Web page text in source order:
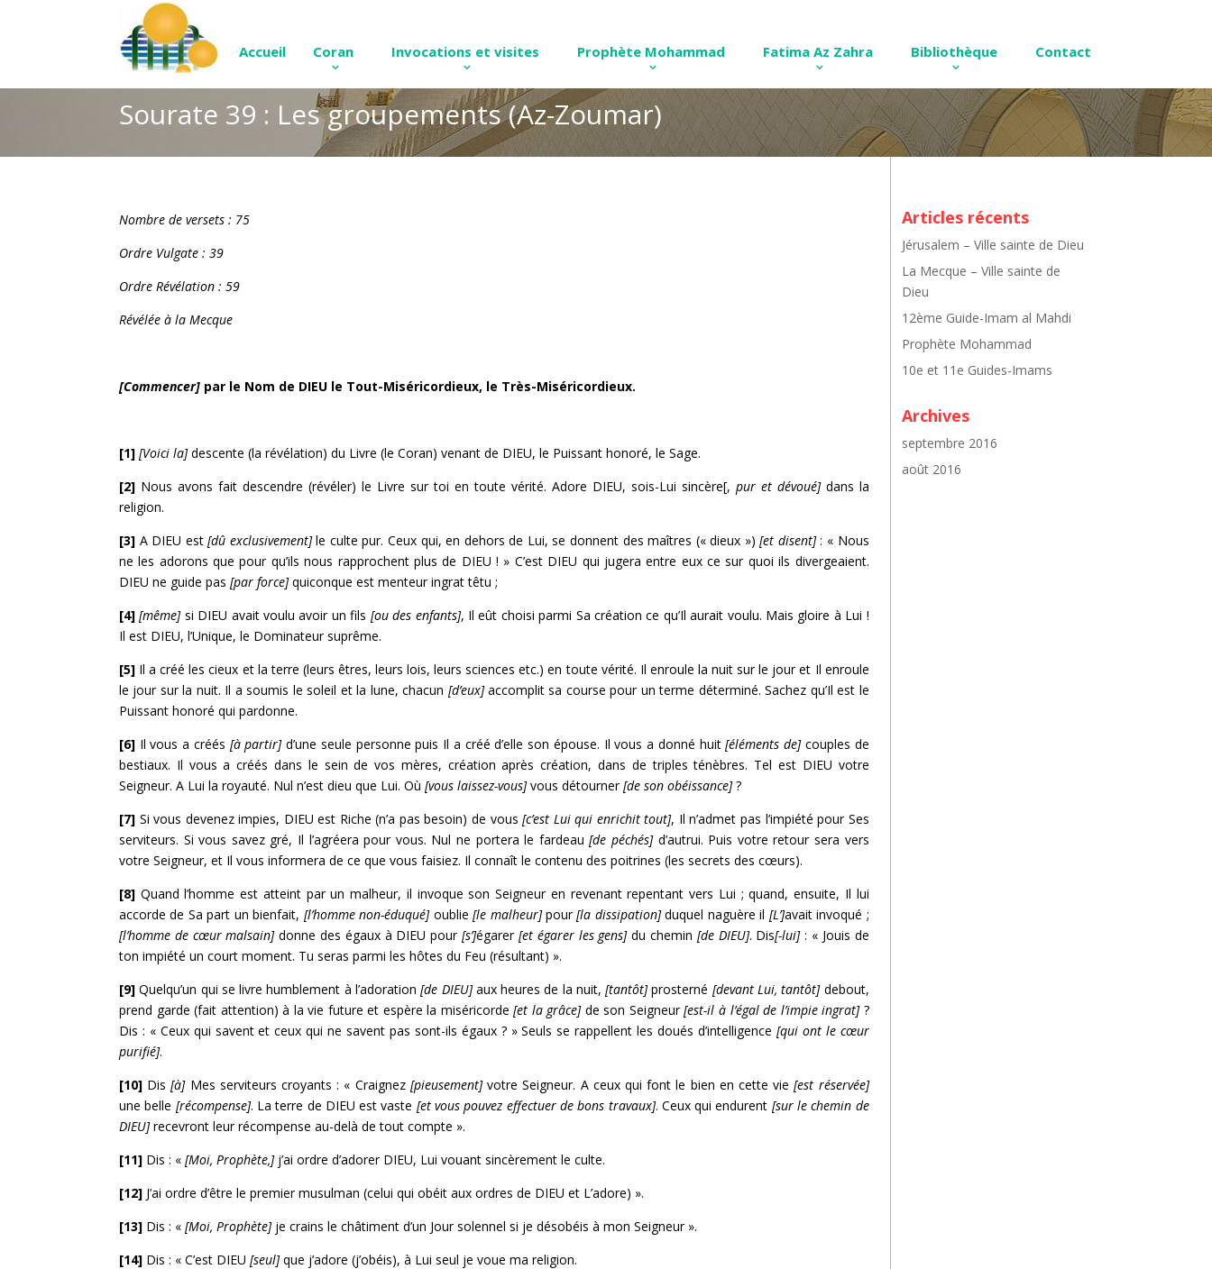
Accueil Coran Invocations et visites Prophète Mohammad Fatima Az Zahra Bibliothèque Contact
Sourate 39 : Les groupements (Az-Zoumar)
Nombre de versets : 75
Ordre Vulgate : 39
Ordre Révélation : 59
Révélée à la Mecque
[Commencer] par le Nom de DIEU le Tout-Miséricordieux, le Très-Miséricordieux.
[1] [Voici la]descente (la révélation) du Livre (le Coran) venant de DIEU, le Puissant honoré, le Sage.
[2] Nous avons fait descendre (révéler) le Livre sur toi en toute vérité. Adore DIEU, sois-Lui sincère[, pur et dévoué]dans la
religion.
[3] A DIEU est[dû exclusivement]le culte pur. Ceux qui, en dehors de Lui, se donnent des maîtres (« dieux »)[et disent]: « Nous
ne les adorons que pour qu’ils nous rapprochent plus de DIEU ! » C’est DIEU qui jugera entre eux ce sur quoi ils divergeaient.
DIEU ne guide pas [par force]quiconque est menteur ingrat têtu ;
[4][même]si DIEU avait voulu avoir un fils [ou des enfants], Il eût choisi parmi Sa création ce qu’Il aurait voulu. Mais gloire à Lui !
Il est DIEU, l’Unique, le Dominateur suprême.
[5] Il a créé les cieux et la terre (leurs êtres, leurs lois, leurs sciences etc.) en toute vérité. Il enroule la nuit sur le jour et Il enroule
le jour sur la nuit. Il a soumis le soleil et la lune, chacun [d’eux]accomplit sa course pour un terme déterminé. Sachez qu’Il est le
Puissant honoré qui pardonne.
[6] Il vous a créés [à partir]d’une seule personne puis Il a créé d’elle son épouse. Il vous a donné huit[éléments de]couples de
bestiaux. Il vous a créés dans le sein de vos mères, création après création, dans de triples ténèbres. Tel est DIEU votre
Seigneur. A Lui la royauté. Nul n’est dieu que Lui. Où [vous laissez-vous]vous détourner[de son obéissance]?
[7] Si vous devenez impies, DIEU est Riche (n’a pas besoin) de vous[c’est Lui qui enrichit tout], Il n’admet pas l’impiété pour Ses
serviteurs. Si vous savez gré, Il l’agréera pour vous. Nul ne portera le fardeau[de péchés]d’autrui. Puis votre retour sera vers
votre Seigneur, et Il vous informera de ce que vous faisiez. Il connaît le contenu des poitrines (les secrets des cœurs).
[8] Quand l’homme est atteint par un malheur, il invoque son Seigneur en revenant repentant vers Lui ; quand, ensuite, Il lui
accorde de Sa part un bienfait, [l’homme non-éduqué]oublie[le malheur]pour[la dissipation]duquel naguère il [L’]avait invoqué ;
[l’homme de cœur malsain]donne des égaux à DIEU pour[s’]égarer [et égarer les gens]du chemin [de DIEU]. Dis[-lui]: « Jouis de
ton impiété un court moment. Tu seras parmi les hôtes du Feu (résultant) ».
[9]Quelqu’un qui se livre humblement à l’adoration[de DIEU]aux heures de la nuit,[tantôt]prosterné [devant Lui, tantôt]debout,
prend garde (fait attention) à la vie future et espère la miséricorde[et la grâce]de son Seigneur[est-il à l’égal de l’impie ingrat]?
Dis : « Ceux qui savent et ceux qui ne savent pas sont-ils égaux ? » Seuls se rappellent les doués d’intelligence [qui ont le cœur
purifié].
[10] Dis[à]Mes serviteurs croyants : « Craignez [pieusement]votre Seigneur. A ceux qui font le bien en cette vie[est réservée]
une belle [récompense]. La terre de DIEU est vaste [et vous pouvez effectuer de bons travaux]. Ceux qui endurent [sur le chemin de
DIEU]recevront leur récompense au-delà de tout compte ».
[11] Dis : « [Moi, Prophète,]j’ai ordre d’adorer DIEU, Lui vouant sincèrement le culte.
[12] J’ai ordre d’être le premier musulman (celui qui obéit aux ordres de DIEU et L’adore) ».
[13] Dis : « [Moi, Prophète]je crains le châtiment d’un Jour solennel si je désobéis à mon Seigneur ».
[14] Dis : « C’est DIEU [seul]que j’adore (j’obéis), à Lui seul je voue ma religion.
Articles récents
Jérusalem – Ville sainte de Dieu
La Mecque – Ville sainte de
Dieu
12ème Guide-Imam al Mahdi
Prophète Mohammad
10e et 11e Guides-Imams
Archives
septembre 2016
août 2016